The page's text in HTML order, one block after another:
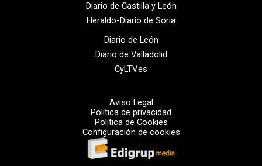
Diario de Castilla y León
Heraldo-Diario de Soria
Diario de León
Diario de Valladolid
CyLTV.es
Aviso Legal
Política de privacidad
Política de Cookies
Configuración de cookies